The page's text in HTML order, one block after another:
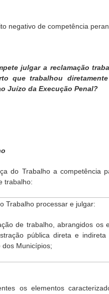
negativo de competência
julgar a reclamação
que trabalhou
Juízo da Execução Penal?
do Trabalho a competência
trabalho:
Trabalho processar e julgar:
de trabalho, abrangidos os
pública direta e
dos Municípios;
os elementos